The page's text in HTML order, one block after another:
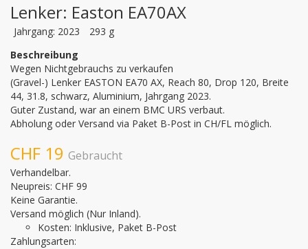
Lenker: Easton EA70AX
Jahrgang: 2023
293 g
Beschreibung
Wegen Nichtgebrauchs zu verkaufen
(Gravel-) Lenker EASTON EA70 AX, Reach 80, Drop 120, Breite
44, 31.8, schwarz, Aluminium, Jahrgang 2023.
Guter Zustand, war an einem BMC URS verbaut.
Abholung oder Versand via Paket B-Post in CH/FL möglich.
CHF 19 Gebraucht
Verhandelbar.
Neupreis: CHF 99
Keine Garantie.
Versand möglich (Nur Inland).
Kosten: Inklusive, Paket B-Post
Zahlungsarten: